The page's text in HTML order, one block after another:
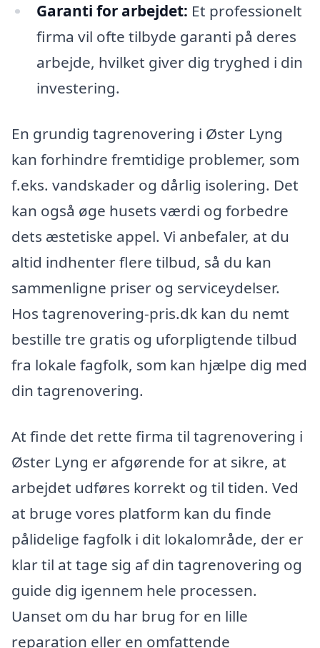
Garanti for arbejdet: Et professionelt
firma vil ofte tilbyde garanti på deres
arbejde, hvilket giver dig tryghed i din
investering.
En grundig tagrenovering i Øster Lyng
kan forhindre fremtidige problemer, som
f.eks. vandskader og dårlig isolering. Det
kan også øge husets værdi og forbedre
dets æstetiske appel. Vi anbefaler, at du
altid indhenter flere tilbud, så du kan
sammenligne priser og serviceydelser.
Hos tagrenovering-pris.dk kan du nemt
bestille tre gratis og uforpligtende tilbud
fra lokale fagfolk, som kan hjælpe dig med
din tagrenovering.
At finde det rette firma til tagrenovering i
Øster Lyng er afgørende for at sikre, at
arbejdet udføres korrekt og til tiden. Ved
at bruge vores platform kan du finde
pålidelige fagfolk i dit lokalområde, der er
klar til at tage sig af din tagrenovering og
guide dig igennem hele processen.
Uanset om du har brug for en lille
reparation eller en omfattende